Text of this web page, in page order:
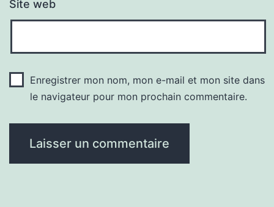
Site web
Enregistrer mon nom, mon e-mail et mon site dans
le navigateur pour mon prochain commentaire.